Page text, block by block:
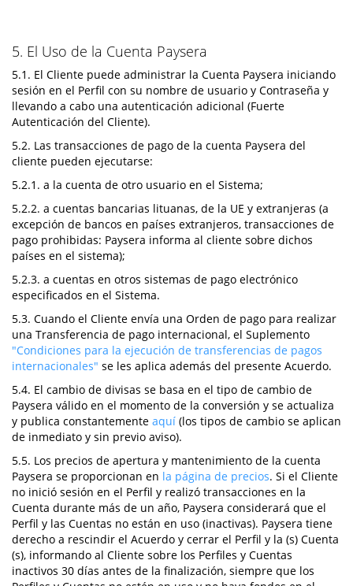
5. El Uso de la Cuenta Paysera
5.1. El Cliente puede administrar la Cuenta Paysera iniciando
sesión en el Perfil con su nombre de usuario y Contraseña y
llevando a cabo una autenticación adicional (Fuerte
Autenticación del Cliente).
5.2. Las transacciones de pago de la cuenta Paysera del
cliente pueden ejecutarse:
5.2.1. a la cuenta de otro usuario en el Sistema;
5.2.2. a cuentas bancarias lituanas, de la UE y extranjeras (a
excepción de bancos en países extranjeros, transacciones de
pago prohibidas: Paysera informa al cliente sobre dichos
países en el sistema);
5.2.3. a cuentas en otros sistemas de pago electrónico
especificados en el Sistema.
5.3. Cuando el Cliente envía una Orden de pago para realizar
una Transferencia de pago internacional, el Suplemento
"Condiciones para la ejecución de transferencias de pagos
internacionales" se les aplica además del presente Acuerdo.
5.4. El cambio de divisas se basa en el tipo de cambio de
Paysera válido en el momento de la conversión y se actualiza
y publica constantemente aquí (los tipos de cambio se aplican
de inmediato y sin previo aviso).
5.5. Los precios de apertura y mantenimiento de la cuenta
Paysera se proporcionan en la página de precios. Si el Cliente
no inició sesión en el Perfil y realizó transacciones en la
Cuenta durante más de un año, Paysera considerará que el
Perfil y las Cuentas no están en uso (inactivas). Paysera tiene
derecho a rescindir el Acuerdo y cerrar el Perfil y la (s) Cuenta
(s), informando al Cliente sobre los Perfiles y Cuentas
inactivos 30 días antes de la finalización, siempre que los